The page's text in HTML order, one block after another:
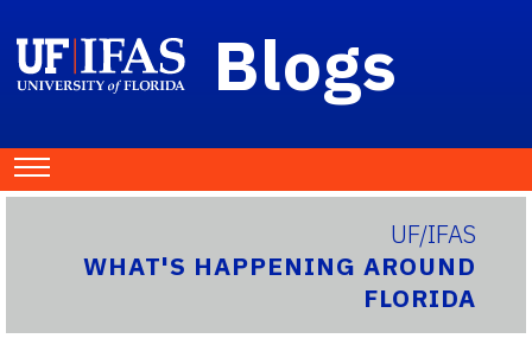
Blogs
UF/IFAS
WHAT'S HAPPENING AROUND
FLORIDA